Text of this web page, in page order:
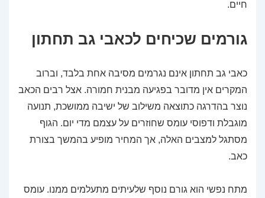
חיים.
גורמים שכיחים לכאבי גב תחתון
כאבי גב תחתון אינם נגרמים מסיבה אחת בלבד, וברוב
המקרים אין מדובר בפגיעה מבנית חמורה. אצל רבים הכאב
נוצר בהדרגה כתוצאה משילוב של ישיבה ממושכת, תנועה
מוגבלת ודפוסי עומס שחוזרים על עצמם מדי יום. הגוף
מסתגל למצבים האלה, אך המחיר מופיע בהמשך בצורת
כאב.
מתח נפשי הוא גורם נוסף שלעיתים מתעלמים ממנו. עומס